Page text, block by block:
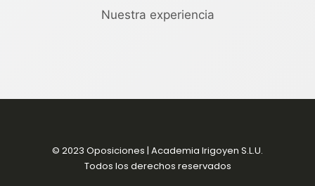
Nuestra experiencia
© 2023 Oposiciones | Academia Irigoyen S.L.U.
Todos los derechos reservados